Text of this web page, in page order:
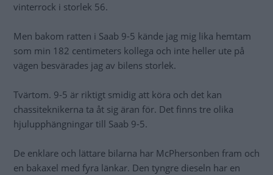
vinterrock i storlek 56.
Men bakom ratten i Saab 9-5 kände jag mig lika hemtam
som min 182 centimeters kollega och inte heller ute på
vägen besvärades jag av bilens storlek.
Tvärtom. 9-5 är riktigt smidig att köra och det kan
chassiteknikerna ta åt sig äran för. Det finns tre olika
hjulupphängningar till Saab 9-5.
De enklare och lättare bilarna har McPhersonben fram och
en bakaxel med fyra länkar. Den tyngre dieseln har en